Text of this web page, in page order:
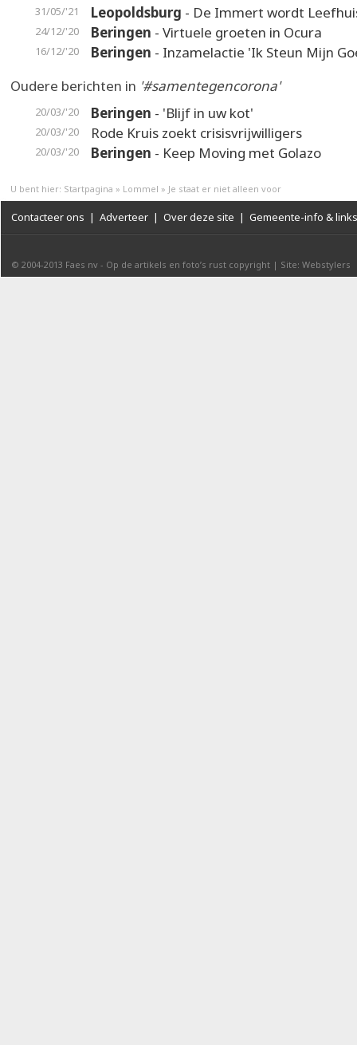
31/05/'21 Leopoldsburg - De Immert wordt
24/12/'20 Beringen - Virtuele groeten in Ocura
16/12/'20 Beringen - Inzamelactie 'Ik Steun Mijn
Oudere berichten in '#samentegencorona'
20/03/'20 Beringen - 'Blijf in uw kot'
20/03/'20 Rode Kruis zoekt crisisvrijwilligers
20/03/'20 Beringen - Keep Moving met Golazo
U bent hier: Startpagina » Lommel » Je staat er niet alleen voor
Contacteer ons | Adverteer | Over deze site | Gemeente-info & links
© 2004-2013 Faes nv - Op de artikels en foto’s rust copyright | Site: Webstylers